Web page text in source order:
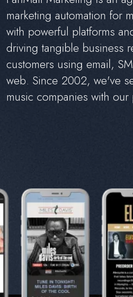
marketing automation for m
with powerful platforms an
driving tangible business r
customers using email, SM
web. Since 2002, we've s
music companies with our